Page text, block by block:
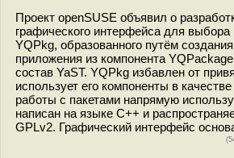
Проект openSUSE объявил о
графического интерфейса для выбора
YQPkg, образованного путём
приложения из компонента
состав YaST. YQPkg избавлен от
использует его компоненты в
работы с пакетами напрямую
написан на языке С++ и
GPLv2. Графический интерфейс